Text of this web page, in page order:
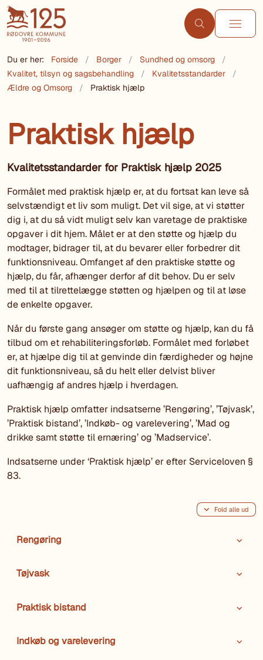
Du er her: Forside Borger
Sundhed og omsorg
Kvalitet, tilsyn og sagsbehandling
Kvalitetsstandarder
Ældre og Omsorg
Praktisk hjælp
Praktisk hjælp
Kvalitetsstandarder for Praktisk hjælp 2025
Formålet med praktisk hjælp er, at du fortsat kan leve så
selvstændigt et liv som muligt. Det vil sige, at vi støtter
dig i, at du så vidt muligt selv kan varetage de praktiske
opgaver i dit hjem. Målet er at den støtte og hjælp du
modtager, bidrager til, at du bevarer eller forbedrer dit
funktionsniveau. Omfanget af den praktiske støtte og
hjælp, du får, afhænger derfor af dit behov. Du er selv
med til at tilrettelægge støtten og hjælpen og til at løse
de enkelte opgaver.
Når du første gang ansøger om støtte og hjælp, kan du få
tilbud om et rehabiliteringsforløb. Formålet med forløbet
er, at hjælpe dig til at genvinde din færdigheder og højne
dit funktionsniveau, så du helt eller delvist bliver
uafhængig af andres hjælp i hverdagen.
Praktisk hjælp omfatter indsatserne ’Rengøring’, ’Tøjvask’,
’Praktisk bistand’, ’Indkøb- og varelevering’, ’Mad og
drikke samt støtte til ernæring’ og ’Madservice’.
Indsatserne under ‘Praktisk hjælp’ er efter Serviceloven §
83.
Fold alle ud
Rengøring
Tøjvask
Praktisk bistand
Indkøb og varelevering